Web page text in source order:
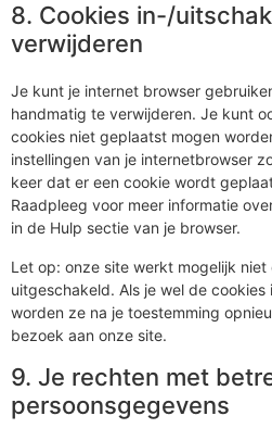
8. Cookies in-/
verwijderen
Je kunt je internet browser
handmatig te verwijderen. Je kunt
cookies niet geplaatst mogen
instellingen van je internetbrowser
keer dat er een cookie wordt
Raadpleeg voor meer informatie
in de Hulp sectie van je browser.
Let op: onze site werkt mogelijk niet
uitgeschakeld. Als je wel de
worden ze na je toestemming
bezoek aan onze site.
9. Je rechten met
persoonsgegevens